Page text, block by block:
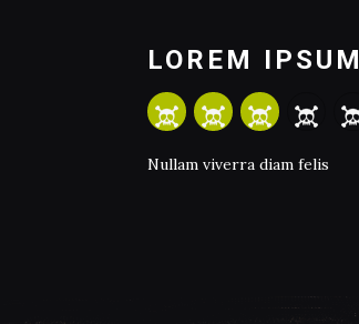
LOREM IPSUM
Nullam viverra diam felis